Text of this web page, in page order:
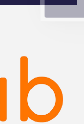
En savoir plus